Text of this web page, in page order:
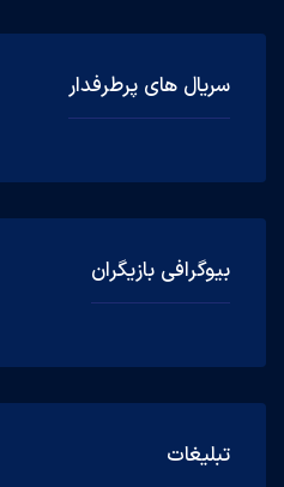
سریال های پرطرفدار
بیوگرافی بازیگران
تبلیغات